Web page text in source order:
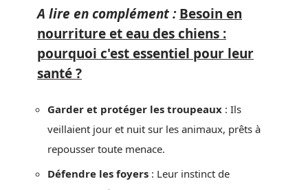
A lire en complément : Besoin en
nourriture et eau des chiens :
pourquoi c'est essentiel pour leur
santé ?
Garder et protéger les troupeaux : Ils
veillaient jour et nuit sur les animaux, prêts à
repousser toute menace.
Défendre les foyers : Leur instinct de